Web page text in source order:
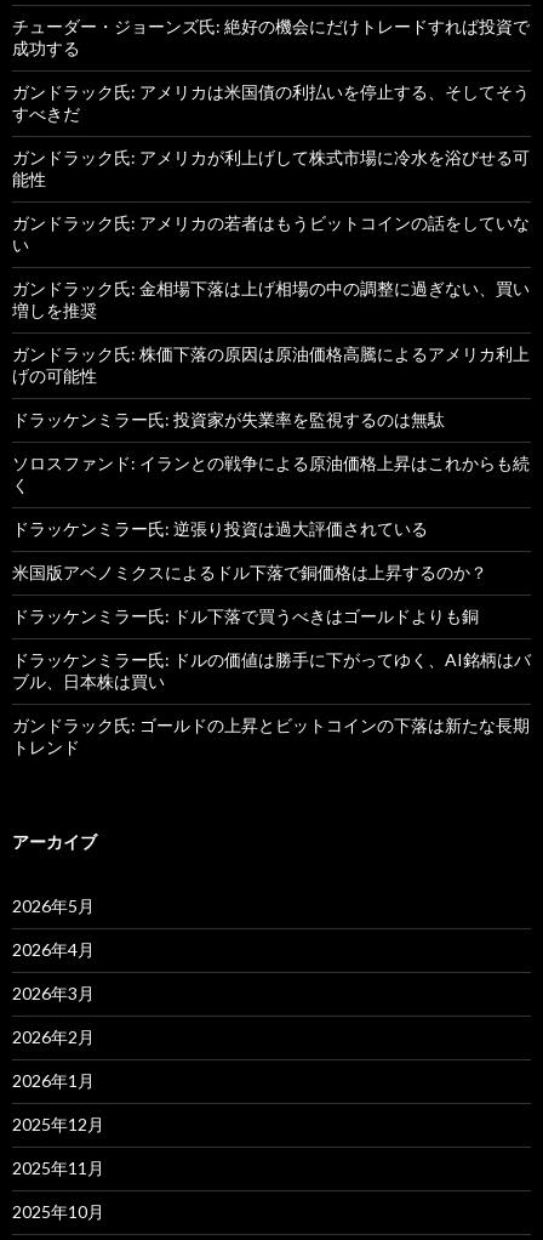
チューダー・ジョーンズ氏: 絶好の機会にだけトレードすれば投資で
成功する
ガンドラック氏: アメリカは米国債の利払いを停止する、そしてそう
すべきだ
ガンドラック氏: アメリカが利上げして株式市場に冷水を浴びせる可
能性
ガンドラック氏: アメリカの若者はもうビットコインの話をしていな
い
ガンドラック氏: 金相場下落は上げ相場の中の調整に過ぎない、買い
増しを推奨
ガンドラック氏: 株価下落の原因は原油価格高騰によるアメリカ利上
げの可能性
ドラッケンミラー氏: 投資家が失業率を監視するのは無駄
ソロスファンド: イランとの戦争による原油価格上昇はこれからも続
く
ドラッケンミラー氏: 逆張り投資は過大評価されている
米国版アベノミクスによるドル下落で銅価格は上昇するのか？
ドラッケンミラー氏: ドル下落で買うべきはゴールドよりも銅
ドラッケンミラー氏: ドルの価値は勝手に下がってゆく、AI銘柄はバ
ブル、日本株は買い
ガンドラック氏: ゴールドの上昇とビットコインの下落は新たな長期
トレンド
アーカイブ
2026年5月
2026年4月
2026年3月
2026年2月
2026年1月
2025年12月
2025年11月
2025年10月